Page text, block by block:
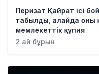
Перизат Қайрат ісі
табылды, алайда оны
мемлекеттік құпия
2 ай бұрын